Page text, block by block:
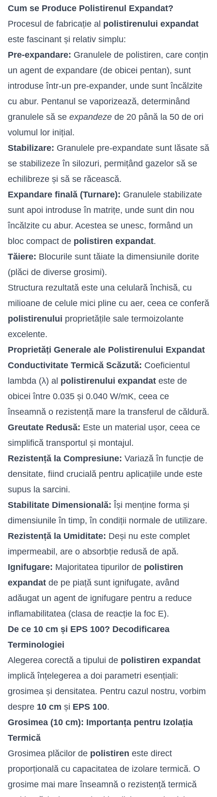
Cum se Produce Polistirenul Expandat?
Procesul de fabricație al polistirenului expandat
este fascinant și relativ simplu:
Pre-expandare: Granulele de polistiren, care conțin
un agent de expandare (de obicei pentan), sunt
introduse într-un pre-expander, unde sunt încălzite
cu abur. Pentanul se vaporizează, determinând
granulele să se expandeze de 20 până la 50 de ori
volumul lor inițial.
Stabilizare: Granulele pre-expandate sunt lăsate să
se stabilizeze în silozuri, permițând gazelor să se
echilibreze și să se răcească.
Expandare finală (Turnare): Granulele stabilizate
sunt apoi introduse în matrițe, unde sunt din nou
încălzite cu abur. Acestea se unesc, formând un
bloc compact de polistiren expandat.
Tăiere: Blocurile sunt tăiate la dimensiunile dorite
(plăci de diverse grosimi).
Structura rezultată este una celulară închisă, cu
milioane de celule mici pline cu aer, ceea ce conferă
polistirenului proprietățile sale termoizolante
excelente.
Proprietăți Generale ale Polistirenului Expandat
Conductivitate Termică Scăzută: Coeficientul
lambda (λ) al polistirenului expandat este de
obicei între 0.035 și 0.040 W/mK, ceea ce
înseamnă o rezistență mare la transferul de căldură.
Greutate Redusă: Este un material ușor, ceea ce
simplifică transportul și montajul.
Rezistență la Compresiune: Variază în funcție de
densitate, fiind crucială pentru aplicațiile unde este
supus la sarcini.
Stabilitate Dimensională: Își menține forma și
dimensiunile în timp, în condiții normale de utilizare.
Rezistență la Umiditate: Deși nu este complet
impermeabil, are o absorbție redusă de apă.
Ignifugare: Majoritatea tipurilor de polistiren
expandat de pe piață sunt ignifugate, având
adăugat un agent de ignifugare pentru a reduce
inflamabilitatea (clasa de reacție la foc E).
De ce 10 cm și EPS 100? Decodificarea
Terminologiei
Alegerea corectă a tipului de polistiren expandat
implică înțelegerea a doi parametri esențiali:
grosimea și densitatea. Pentru cazul nostru, vorbim
despre 10 cm și EPS 100.
Grosimea (10 cm): Importanța pentru Izolația
Termică
Grosimea plăcilor de polistiren este direct
proporțională cu capacitatea de izolare termică. O
grosime mai mare înseamnă o rezistență termică